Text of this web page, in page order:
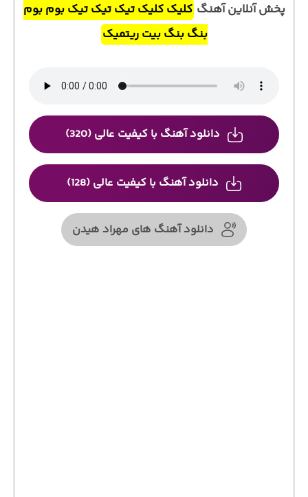
پخش آنلاین آهنگ کلیک کلیک تیک تیک تیک بوم بوم
بنگ بنگ بیت ریتمیک
دانلود آهنگ با کیفیت عالی (320)
دانلود آهنگ با کیفیت عالی (128)
دانلود آهنگ های مهراد هیدن